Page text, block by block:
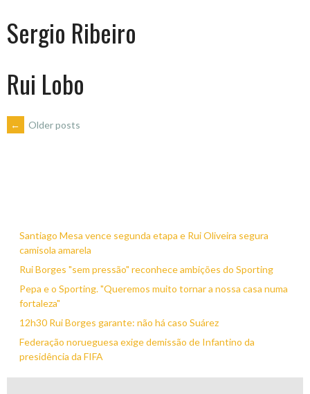
Sergio Ribeiro
Rui Lobo
POSTS
← Older posts
Santiago Mesa vence segunda etapa e Rui Oliveira segura
camisola amarela
Rui Borges "sem pressão" reconhece ambições do Sporting
Pepa e o Sporting. "Queremos muito tornar a nossa casa numa
fortaleza"
12h30 Rui Borges garante: não há caso Suárez
Federação norueguesa exige demissão de Infantino da
presidência da FIFA